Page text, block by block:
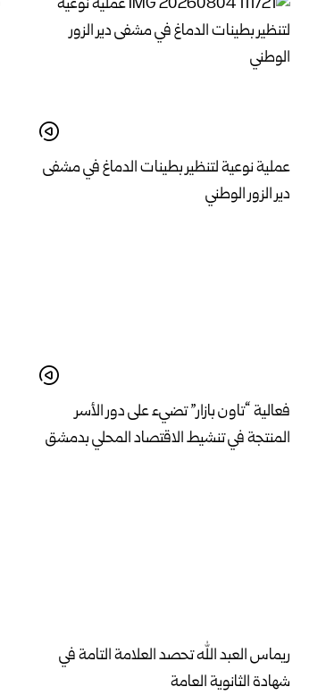
عملية نوعية لتنظير بطينات الدماغ في مشفى
دير الزور الوطني
فعالية “تاون بازار” تضيء على دور الأسر
المنتجة في تنشيط الاقتصاد المحلي بدمشق
ريماس العبد الله تحصد العلامة التامة في
شهادة الثانوية العامة